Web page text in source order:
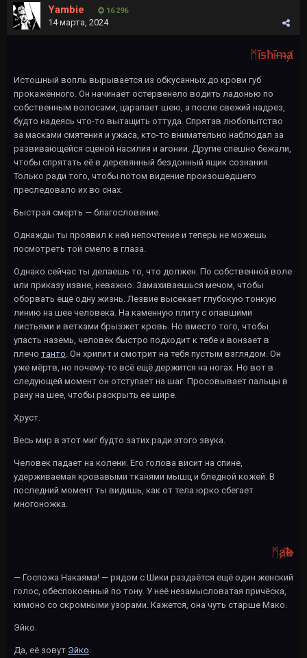
Yambie 16 296
14 марта, 2024
ᛗīꞩħīᵯⱥ
Истошный вопль вырывается из обкусанных до крови губ
прокажённого. Он начинает остервенело водить ладонью по
собственным волосами, царапает шею, а после свежий надрез,
будто надеясь что-то вытащить оттуда. Спрятав любопытство
за масками смятения и ужаса, кто-то внимательно наблюдал за
развивающейся сценой насилия и агонии. Другие спешно бежали,
чтобы спрятать её в деревянный бездонный ящик сознания.
Только ради того, чтобы потом видение произошедшего
преследовало их во снах.
Быстрая смерть — благословение.
Однажды ты проявил к ней непочтение и теперь не можешь
посмотреть той смело в глаза.
Однако сейчас ты делаешь то, что должен. По собственной воле
или приказу извне, неважно. Замахиваешься мечом, чтобы
оборвать ещё одну жизнь. Лезвие высекает глубокую тонкую
линию на шее человека. На каменную плиту с опавшими
листьями и ветками брызжет кровь. Но вместо того, чтобы
упасть наземь, человек быстро подходит к тебе и вонзает в
плечо танто. Он хрипит и смотрит на тебя пустым взглядом. Он
уже мёртв, но почему-то всё ещё держится на ногах. Но вот в
следующей момент он отступает на шаг. Просовывает пальцы в
рану на шее, чтобы раскрыть её шире.
Хруст.
Весь мир в этот миг будто затих ради этого звука.
Человек падает на колени. Его голова висит на спине,
удерживаемая кровавыми тканями мышц и бледной кожей. В
последний момент ты видишь, как от тела юрко сбегает
многоножка.
ᛗⱥҟꝋ
— Госпожа Накаяма! — рядом с Шики раздаётся ещё один женский
голос, обеспокоенный по тону. У неё незамысловатая причёска,
кимоно со скромными узорами. Кажется, она чуть старше Мако.
Эйко.
Да, её зовут Эйко.